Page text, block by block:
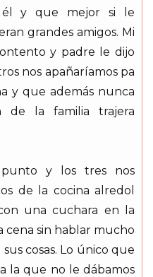
y que mejor si le
grandes amigos. Mi
y padre le dijo
nos apañaríamos pa
y que además nunca
de la familia trajera
y los tres nos
de la cocina alredol
una cuchara en la
cena sin hablar mucho
cosas. Lo único que
la que no le dábamos